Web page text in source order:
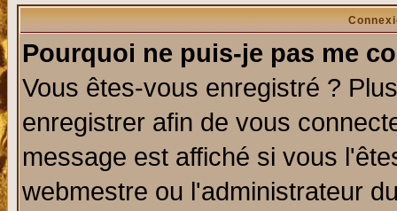
Pourquoi ne puis-je pas me
Vous êtes-vous enregistré ?
enregistrer afin de vous
message est affiché si vous
webmestre ou l'administrateur